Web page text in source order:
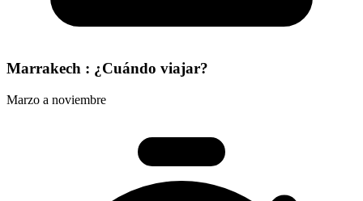
Marrakech : ¿Cuándo viajar?
Marzo a noviembre